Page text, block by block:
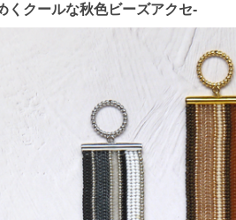
くクールな秋色ビーズアクセ-